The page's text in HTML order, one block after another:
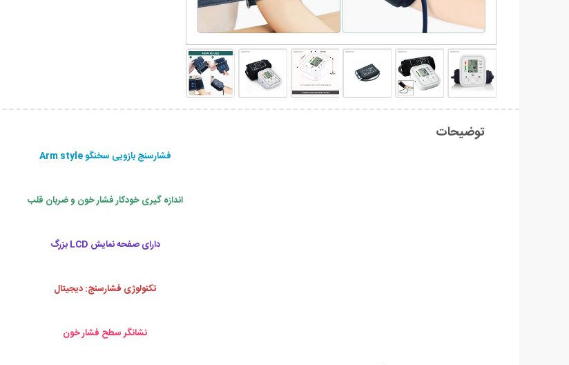
توضیحات
فشارسنج بازویی سخنگو Arm style
اندازه گیری خودکار فشار خون و ضربان قلب
دارای صفحه نمایش LCD بزرگ
تکنولوژی فشارسنج: دیجیتال
نشانگر سطح فشار خون